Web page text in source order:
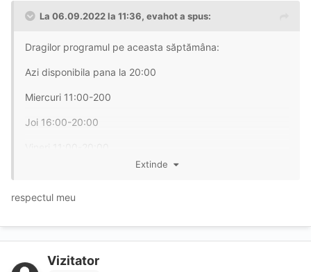
La 06.09.2022 la 11:36, evahota spus:
Dragilor programul pe aceasta săptămâna:
Azi disponibila pana la 20:00
Miercuri 11:00-200
Joi 16:00-20:00
Duminica INDISPONIBILĂ!
🔥❤️🔥
Extinde
respectul meu
Vizitator